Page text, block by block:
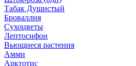
Табак Душистый
Броваллия
Сухоцветы
Лептосифон
Вьющиеся растения
Амми
Арктотис